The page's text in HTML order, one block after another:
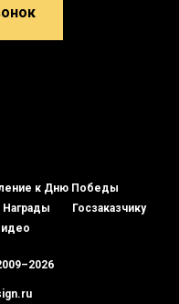
к Дню Победы
Награды
Госзаказчику